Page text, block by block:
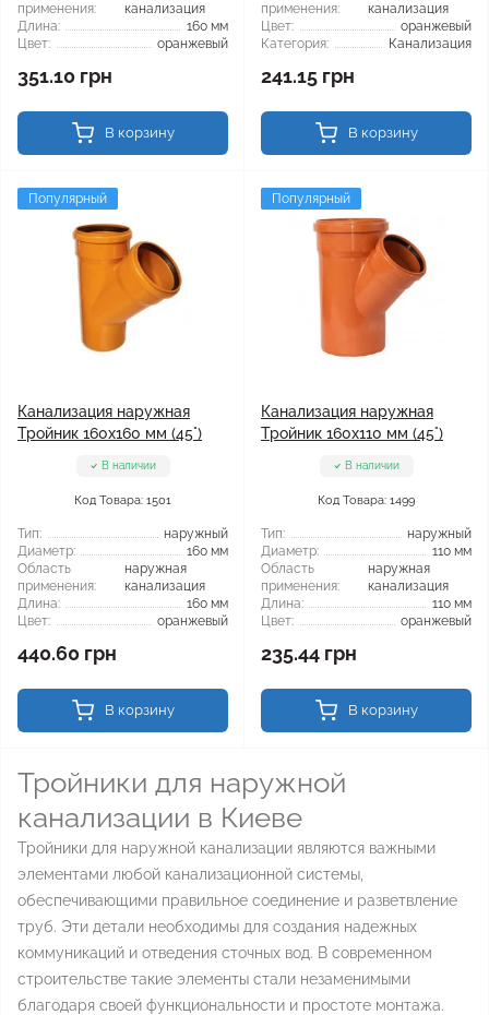
применения:
канализация
Длина:
160 мм
Цвет:
оранжевый
351.10 грн
В корзину
применения:
канализация
Цвет:
оранжевый
Категория:
Канализация
241.15 грн
В корзину
Популярный
Канализация наружная
Тройник 160x160 мм (45°)
В наличии
Код Товара: 1501
Тип:
наружный
Диаметр:
160 мм
Область
применения:
наружная
канализация
Длина:
160 мм
Цвет:
оранжевый
440.60 грн
В корзину
Популярный
Канализация наружная
Тройник 160x110 мм (45°)
В наличии
Код Товара: 1499
Тип:
наружный
Диаметр:
110 мм
Область
применения:
наружная
канализация
Длина:
110 мм
Цвет:
оранжевый
235.44 грн
В корзину
Тройники для наружной
канализации в Киеве
Тройники для наружной канализации являются важными
элементами любой канализационной системы,
обеспечивающими правильное соединение и разветвление
труб. Эти детали необходимы для создания надежных
коммуникаций и отведения сточных вод. В современном
строительстве такие элементы стали незаменимыми
благодаря своей функциональности и простоте монтажа.